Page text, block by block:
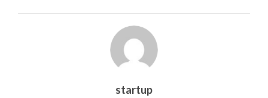
startup